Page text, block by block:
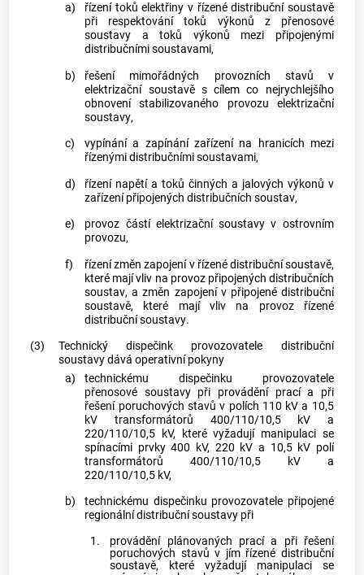
a)
řízení toků elektřiny v řízenédistribuční soustavě
při respektování toků výkonů z přenosové
soustavy a toků výkonů mezi připojenými
distribučními soustavami,
b)
řešení mimořádných provozních stavů v
elektrizační soustavěs cílem co nejrychlejšího
obnovení stabilizovaného provozu elektrizační
soustavy,
c)
vypínání a zapínání zařízení na hranicích mezi
řízenýmidistribučními soustavami,
d)
řízení napětí a toků činných a jalových výkonů v
zařízení připojenýchdistribučních soustav,
e)
provoz částí elektrizační soustavy v ostrovním
provozu,
f)
řízení změn zapojení v řízenédistribuční soustavě,
které mají vliv na provoz připojených distribučních
soustav, a změn zapojení v připojené distribuční
soustavě, které mají vliv na provoz řízené
distribuční soustavy.
(3)
Technický dispečink provozovatele distribuční
soustavydává operativní pokyny
a)
technickému dispečinku provozovatele
přenosové soustavypři provádění prací a při
řešení poruchových stavů v polích 110 kV a 10,5
kV transformátorů 400/110/10,5 kV a
220/110/10,5 kV, které vyžadují manipulaci se
spínacími prvky 400 kV, 220 kV a 10,5 kV polí
transformátorů 400/110/10,5 kV a
220/110/10,5 kV,
b)
technickému dispečinku provozovatele připojené
regionálnídistribuční soustavy při
1.
provádění plánovaných prací a při řešení
poruchových stavů v jím řízené distribuční
soustavě, které vyžadují manipulaci se